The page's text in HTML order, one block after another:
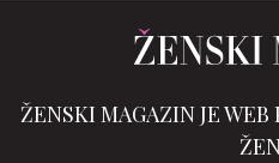
ŽENSKI MAGAZIN JE